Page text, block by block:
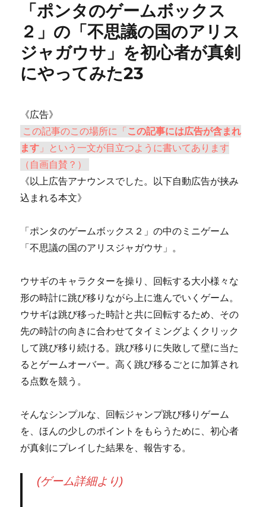
「ポンタのゲームボックス
２」の「不思議の国のアリス
ジャガウサ」を初心者が真剣
にやってみた23
《広告》
この記事のこの場所に「 この記事には広告が含まれ
ます 」という一文が目立つように書いてあります
（自画自賛？）
《以上広告アナウンスでした。以下自動広告が挟み
込まれる本文》
「ポンタのゲームボックス２」の中のミニゲーム
「不思議の国のアリスジャガウサ」。
ウサギのキャラクターを操り、回転する大小様々な
形の時計に跳び移りながら上に進んでいくゲーム。
ウサギは跳び移った時計と共に回転するため、その
先の時計の向きに合わせてタイミングよくクリック
して跳び移り続ける。跳び移りに失敗して壁に当た
るとゲームオーバー。高く跳び移るごとに加算され
る点数を競う。
そんなシンプルな、回転ジャンプ跳び移りゲーム
を、ほんの少しのポイントをもらうために、初心者
が真剣にプレイした結果を、報告する。
(ゲーム詳細より)